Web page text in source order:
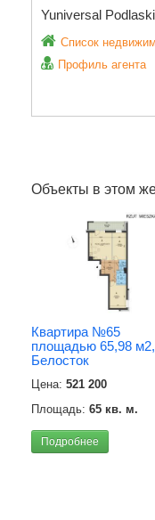
Yuniversal Podlaski
Список
Профиль агента
Объекты в этом
Квартира №65
площадью 65,98 м2,
Белосток
Цена: 521 200
Площадь: 65 кв. м.
Подробнее